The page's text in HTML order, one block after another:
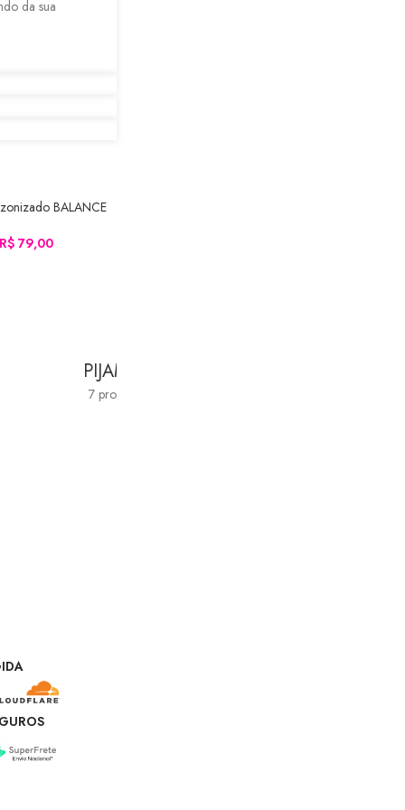
da sua
BALANCE
R$79,00
PIJAMAS
7 produtos